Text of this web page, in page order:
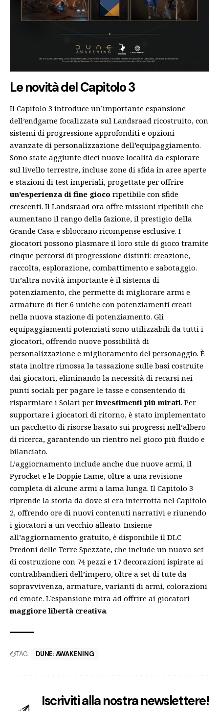
Le novità del Capitolo 3
Il Capitolo 3 introduce un’importante espansione
dell’endgame focalizzata sul Landsraad ricostruito, con
sistemi di progressione approfonditi e opzioni
avanzate di personalizzazione dell’equipaggiamento.
Sono state aggiunte dieci nuove località da esplorare
sul livello terrestre, incluse zone di sfida in aree aperte
e stazioni di test imperiali, progettate per offrire
un’esperienza di fine gioco ripetibile con sfide
crescenti. Il Landsraad ora offre missioni ripetibili che
aumentano il rango della fazione, il prestigio della
Grande Casa e sbloccano ricompense esclusive. I
giocatori possono plasmare il loro stile di gioco tramite
cinque percorsi di progressione distinti: creazione,
raccolta, esplorazione, combattimento e sabotaggio.
Un’altra novità importante è il sistema di
potenziamento, che permette di migliorare armi e
armature di tier 6 uniche con potenziamenti creati
nella nuova stazione di potenziamento. Gli
equipaggiamenti potenziati sono utilizzabili da tutti i
giocatori, offrendo nuove possibilità di
personalizzazione e miglioramento del personaggio. È
stata inoltre rimossa la tassazione sulle basi costruite
dai giocatori, eliminando la necessità di recarsi nei
punti sociali per pagare le tasse e consentendo di
risparmiare i Solari perinvestimenti più mirati. Per
supportare i giocatori di ritorno, è stato implementato
un pacchetto di risorse basato sui progressi nell’albero
di ricerca, garantendo un rientro nel gioco più fluido e
bilanciato.
L’aggiornamento include anche due nuove armi, il
Pyrocket e le Doppie Lame, oltre a una revisione
completa di alcune armi a lama lunga. Il Capitolo 3
riprende la storia da dove si era interrotta nel Capitolo
2, offrendo ore di nuovi contenuti narrativi e riunendo
i giocatori a un vecchio alleato. Insieme
all’aggiornamento gratuito, è disponibile il DLC
Predoni delle Terre Spezzate, che include un nuovo set
di costruzione con 74 pezzi e 17 decorazioni ispirate ai
contrabbandieri dell’impero, oltre a set di tute da
sopravvivenza, armature, varianti di armi, colorazioni
ed emote. L’espansione mira ad offrire ai giocatori
maggiore libertà creativa.
TAG: DUNE: AWAKENING
Iscriviti alla nostra newslettere!